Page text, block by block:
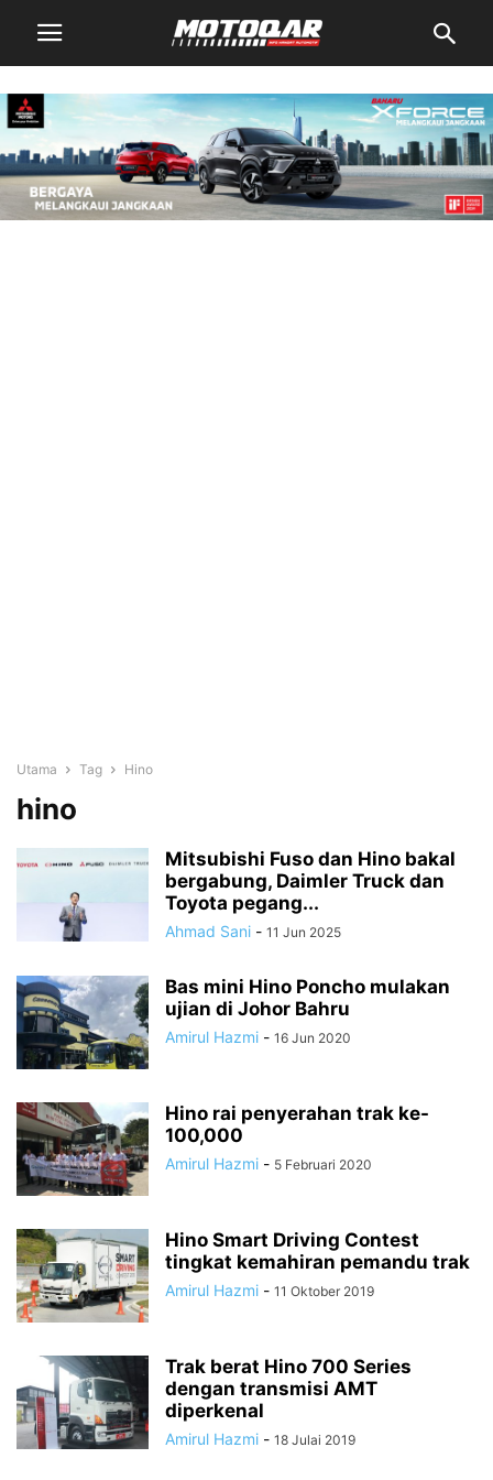
Utama Tag Hino
hino
Mitsubishi Fuso dan Hino bakal
bergabung, Daimler Truck dan
Toyota pegang...
Ahmad Sani - 11 Jun 2025
Bas mini Hino Poncho mulakan
ujian di Johor Bahru
Amirul Hazmi - 16 Jun 2020
Hino rai penyerahan trak ke-
100,000
Amirul Hazmi - 5 Februari 2020
Hino Smart Driving Contest
tingkat kemahiran pemandu trak
Amirul Hazmi - 11 Oktober 2019
Trak berat Hino 700 Series
dengan transmisi AMT
diperkenal
Amirul Hazmi - 18 Julai 2019